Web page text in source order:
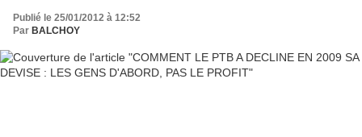
Publié le 25/01/2012 à 12:52
Par BALCHOY